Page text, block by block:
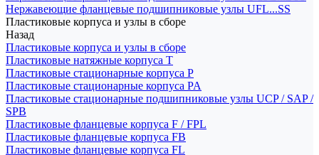
Нержавеющие фланцевые подшипниковые узлы UFL...SS
Пластиковые корпуса и узлы в сборе
Назад
Пластиковые корпуса и узлы в сборе
Пластиковые натяжные корпуса T
Пластиковые стационарные корпуса P
Пластиковые стационарные корпуса PA
Пластиковые стационарные подшипниковые узлы UCP / SAP /
SPB
Пластиковые фланцевые корпуса F / FPL
Пластиковые фланцевые корпуса FB
Пластиковые фланцевые корпуса FL